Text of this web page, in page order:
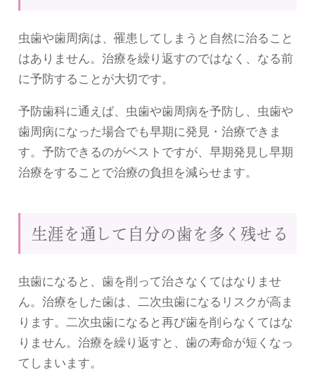
虫歯や歯周病は、罹患してしまうと自然に治ること
はありません。治療を繰り返すのではなく、なる前
に予防することが大切です。
予防歯科に通えば、虫歯や歯周病を予防し、虫歯や
歯周病になった場合でも早期に発見・治療できま
す。予防できるのがベストですが、早期発見し早期
治療をすることで治療の負担を減らせます。
生涯を通して自分の歯を多く残せる
虫歯になると、歯を削って治さなくてはなりませ
ん。治療をした歯は、二次虫歯になるリスクが高ま
ります。二次虫歯になると再び歯を削らなくてはな
りません。治療を繰り返すと、歯の寿命が短くなっ
てしまいます。